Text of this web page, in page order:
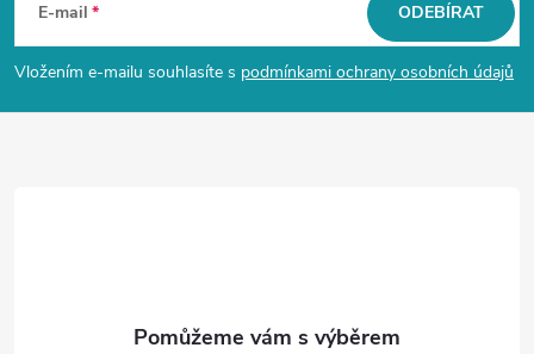
p
E-mail
Vložením e-mailu souhlasíte s podmínkami ochrany osobních údajů
ODEBÍRAT